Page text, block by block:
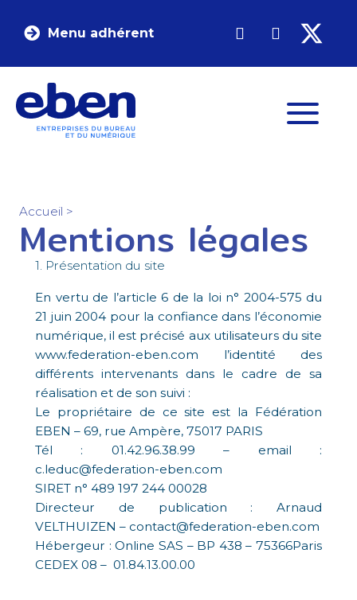
Menu adhérent
Accueil >
Mentions légales
1. Présentation du site
En vertu de l’article 6 de la loi n° 2004-575 du
21 juin 2004 pour la confiance dans l’économie
numérique, il est précisé aux utilisateurs du site
www.federation-eben.com l’identité des
différents intervenants dans le cadre de sa
réalisation et de son suivi :
Le propriétaire de ce site est la Fédération
EBEN – 69, rue Ampère, 75017 PARIS
Tél : 01.42.96.38.99 – email :
c.leduc@federation-eben.com
SIRET n° 489 197 244 00028
Directeur de publication : Arnaud
VELTHUIZEN – contact@federation-eben.com
Hébergeur : Online SAS – BP 438 – 75366Paris
CEDEX 08 – 01.84.13.00.00